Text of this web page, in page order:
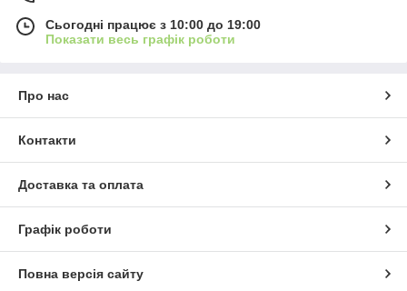
Сьогодні працює з 10:00 до 19:00
Показати весь графік роботи
Про нас
Контакти
Доставка та оплата
Графік роботи
Повна версія сайту